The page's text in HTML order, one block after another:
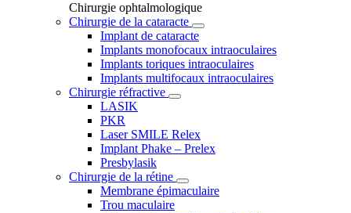
Chirurgie ophtalmologique
Chirurgie de la cataracte
Implant de cataracte
Implants monofocaux intraoculaires
Implants toriques intraoculaires
Implants multifocaux intraoculaires
Chirurgie réfractive
LASIK
PKR
Laser SMILE Relex
Implant Phake – Prelex
Presbylasik
Chirurgie de la rétine
Membrane épimaculaire
Trou maculaire